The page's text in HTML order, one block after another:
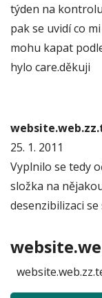
týden na
pak se uvidí co
mohu kapat
hylo care.děkuji
25. 1. 2011
Vyplnilo se tedy
složka na
desenzibilizaci